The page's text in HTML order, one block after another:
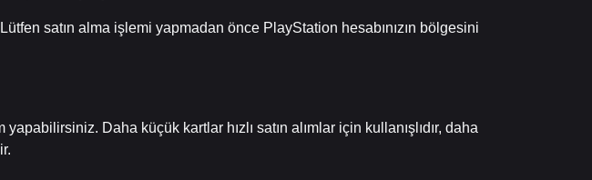
satın alma işlemi yapmadan önce PlayStation hesabınızın bölgesini
Daha küçük kartlar hızlı satın alımlar için kullanışlıdır, daha